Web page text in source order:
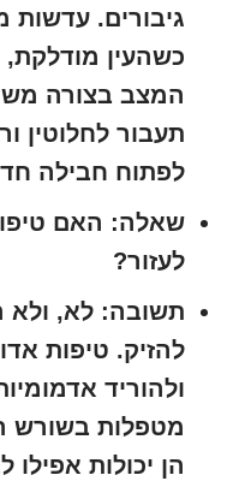
גיבורים. עדשות
כשהעין מודלקת,
המצב בצורה
תעבור לחלוטין
לפתוח חבילה
שאלה: האם
לעזור?
תשובה: לא, ולא
להזיק. טיפות
ולהוריד
מטפלות בשורש
הן יכולות